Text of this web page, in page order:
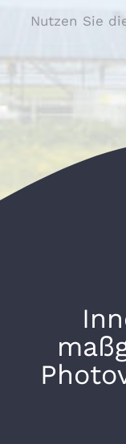
Nutzen Sie